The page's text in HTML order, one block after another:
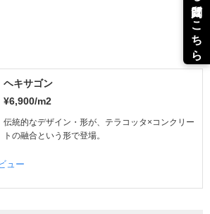
ヘキサゴン
¥6,900/m2
伝統的なデザイン・形が、テラコッタ×コンクリー
トの融合という形で登場。
ュー